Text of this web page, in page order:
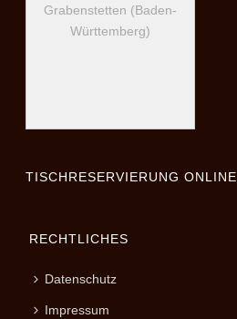
Grabenstetten (Baden-
Württemberg)
TISCHRESERVIERUNG ONLINE
RECHTLICHES
Datenschutz
Impressum